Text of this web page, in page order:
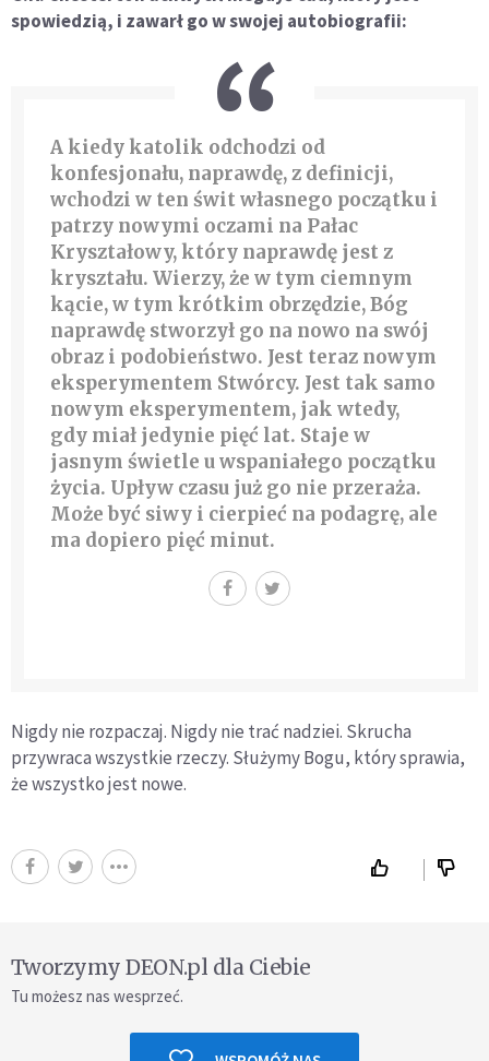
spowiedzią, i zawarł go w swojej autobiografii:
A kiedy katolik odchodzi od
konfesjonału, naprawdę, z definicji,
wchodzi w ten świt własnego początku i
patrzy nowymi oczami na Pałac
Kryształowy, który naprawdę jest z
kryształu. Wierzy, że w tym ciemnym
kącie, w tym krótkim obrzędzie, Bóg
naprawdę stworzył go na nowo na swój
obraz i podobieństwo. Jest teraz nowym
eksperymentem Stwórcy. Jest tak samo
nowym eksperymentem, jak wtedy,
gdy miał jedynie pięć lat. Staje w
jasnym świetle u wspaniałego początku
życia. Upływ czasu już go nie przeraża.
Może być siwy i cierpieć na podagrę, ale
ma dopiero pięć minut.
Nigdy nie rozpaczaj. Nigdy nie trać nadziei. Skrucha
przywraca wszystkie rzeczy. Służymy Bogu, który sprawia,
że wszystko jest nowe.
Tworzymy DEON.pl dla Ciebie
Tu możesz nas wesprzeć.